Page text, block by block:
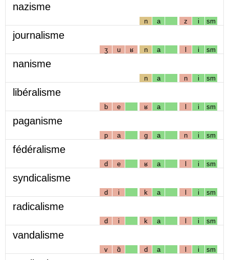
nazisme
n a z i sm
journalisme
ʒ u ʁ n a l i sm
nanisme
n a n i sm
libéralisme
b e ʁ a l i sm
paganisme
p a g a n i sm
fédéralisme
d e ʁ a l i sm
syndicalisme
d i k a l i sm
radicalisme
d i k a l i sm
vandalisme
v ɑ̃ d a l i sm